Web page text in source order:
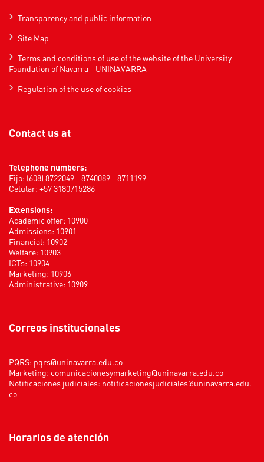
Transparency and public information
Site Map
Terms and conditions of use of the website of the University
Foundation of Navarra - UNINAVARRA
Regulation of the use of cookies
Contact us at
Telephone numbers:
Fijo: (608) 8722049 - 8740089 - 8711199
Celular: +57 3180715286
Extensions:
Academic offer: 10900
Admissions: 10901
Financial: 10902
Welfare: 10903
ICTs: 10904
Marketing: 10906
Administrative: 10909
Correos institucionales
PQRS: pqrs@uninavarra.edu.co
Marketing: comunicacionesymarketing@uninavarra.edu.co
Notificaciones judiciales: notificacionesjudiciales@uninavarra.edu.
co
Horarios de atención